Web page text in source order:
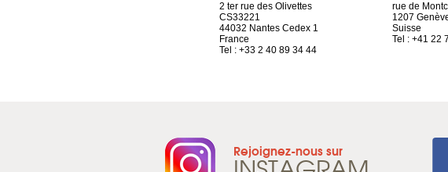
2 ter rue des Olivettes
CS33221
44032 Nantes Cedex 1
France
Tel : +33 2 40 89 34 44
rue de
1207
Suisse
Tel : +41 22
Rejoignez-nous sur